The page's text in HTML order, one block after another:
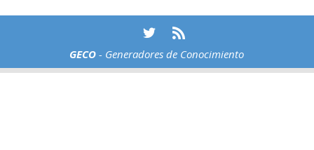
GECO - Generadores de Conocimiento